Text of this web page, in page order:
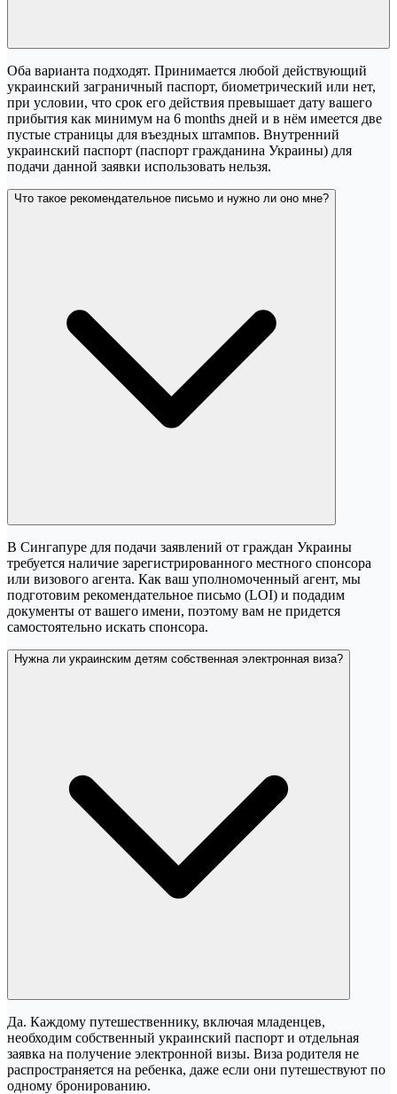
Оба варианта подходят. Принимается любой действующий
украинский заграничный паспорт, биометрический или нет,
при условии, что срок его действия превышает дату вашего
прибытия как минимум на 6 months дней и в нём имеется две
пустые страницы для въездных штампов. Внутренний
украинский паспорт (паспорт гражданина Украины) для
подачи данной заявки использовать нельзя.
Что такое рекомендательное письмо и нужно ли оно мне?
В Сингапуре для подачи заявлений от граждан Украины
требуется наличие зарегистрированного местного спонсора
или визового агента. Как ваш уполномоченный агент, мы
подготовим рекомендательное письмо (LOI) и подадим
документы от вашего имени, поэтому вам не придется
самостоятельно искать спонсора.
Нужна ли украинским детям собственная электронная виза?
Да. Каждому путешественнику, включая младенцев,
необходим собственный украинский паспорт и отдельная
заявка на получение электронной визы. Виза родителя не
распространяется на ребенка, даже если они путешествуют по
одному бронированию.